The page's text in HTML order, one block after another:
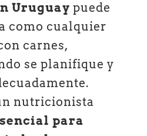
Uruguay puede
como cualquier
carnes,
se planifique y
nutricionista
para